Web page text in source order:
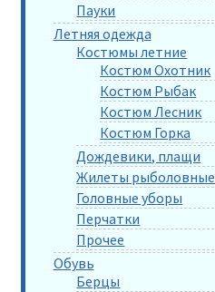
Пауки
Летняя одежда
Костюмы летние
Костюм Охотник
Костюм Рыбак
Костюм Лесник
Костюм Горка
Дождевики, плащи
Жилеты рыболовные
Головные уборы
Перчатки
Прочее
Обувь
Берцы